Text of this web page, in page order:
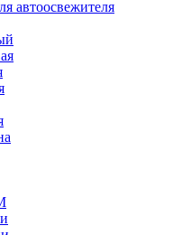
автоосвежителя